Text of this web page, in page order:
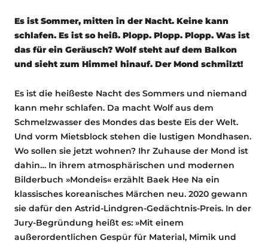
Es ist Sommer, mitten in der Nacht. Keine kann
schlafen. Es ist so heiß. Plopp. Plopp. Plopp. Was ist
das für ein Geräusch? Wolf steht auf dem Balkon
und sieht zum Himmel hinauf. Der Mond schmilzt!
Es ist die heißeste Nacht des Sommers und niemand
kann mehr schlafen. Da macht Wolf aus dem
Schmelzwasser des Mondes das beste Eis der Welt.
Und vorm Mietsblock stehen die lustigen Mondhasen.
Wo sollen sie jetzt wohnen? Ihr Zuhause der Mond ist
dahin… In ihrem atmosphärischen und modernen
Bilderbuch »Mondeis« erzählt Baek Hee Na ein
klassisches koreanisches Märchen neu. 2020 gewann
sie dafür den Astrid-Lindgren-Gedächtnis-Preis. In der
Jury-Begründung heißt es: »Mit einem
außerordentlichen Gespür für Material, Mimik und